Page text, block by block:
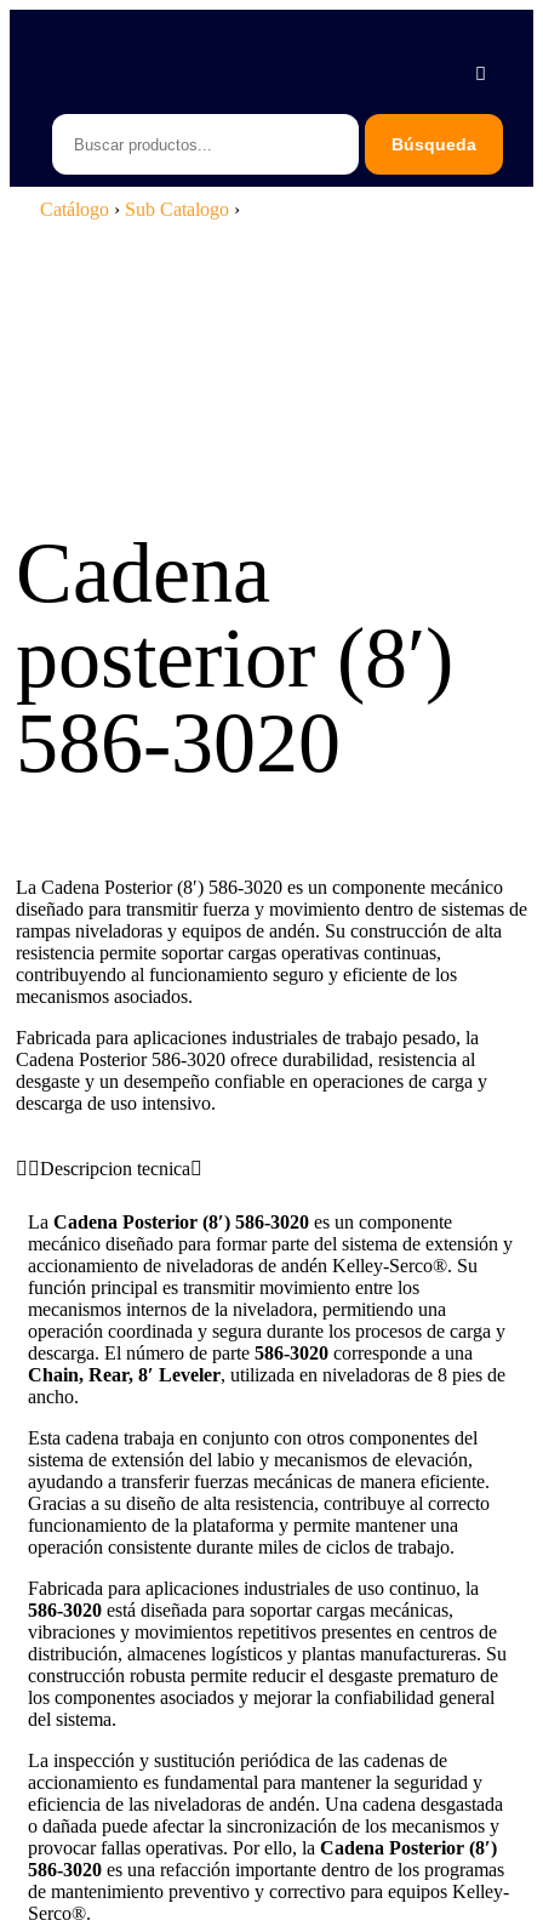
Catálogo › Sub Catalogo ›
Cadena
posterior (8′)
586-3020
La Cadena Posterior (8′) 586-3020 es un componente mecánico
diseñado para transmitir fuerza y movimiento dentro de sistemas de
rampas niveladoras y equipos de andén. Su construcción de alta
resistencia permite soportar cargas operativas continuas,
contribuyendo al funcionamiento seguro y eficiente de los
mecanismos asociados.
Fabricada para aplicaciones industriales de trabajo pesado, la
Cadena Posterior 586-3020 ofrece durabilidad, resistencia al
desgaste y un desempeño confiable en operaciones de carga y
descarga de uso intensivo.
Descripcion tecnica
La Cadena Posterior (8′) 586-3020 es un componente
mecánico diseñado para formar parte del sistema de extensión y
accionamiento de niveladoras de andén Kelley-Serco®. Su
función principal es transmitir movimiento entre los
mecanismos internos de la niveladora, permitiendo una
operación coordinada y segura durante los procesos de carga y
descarga. El número de parte 586-3020 corresponde a una
Chain, Rear, 8′ Leveler, utilizada en niveladoras de 8 pies de
ancho.
Esta cadena trabaja en conjunto con otros componentes del
sistema de extensión del labio y mecanismos de elevación,
ayudando a transferir fuerzas mecánicas de manera eficiente.
Gracias a su diseño de alta resistencia, contribuye al correcto
funcionamiento de la plataforma y permite mantener una
operación consistente durante miles de ciclos de trabajo.
Fabricada para aplicaciones industriales de uso continuo, la
586-3020 está diseñada para soportar cargas mecánicas,
vibraciones y movimientos repetitivos presentes en centros de
distribución, almacenes logísticos y plantas manufactureras. Su
construcción robusta permite reducir el desgaste prematuro de
los componentes asociados y mejorar la confiabilidad general
del sistema.
La inspección y sustitución periódica de las cadenas de
accionamiento es fundamental para mantener la seguridad y
eficiencia de las niveladoras de andén. Una cadena desgastada
o dañada puede afectar la sincronización de los mecanismos y
provocar fallas operativas. Por ello, la Cadena Posterior (8′)
586-3020 es una refacción importante dentro de los programas
de mantenimiento preventivo y correctivo para equipos Kelley-
Serco®.